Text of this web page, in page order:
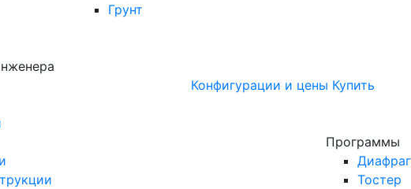
Грунт
Конфигурации и цены Купить
Программы
Тостер